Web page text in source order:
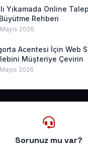
Yıkamada Online
Rehberi
2026
Acentesi İçin Web
Müşteriye Çevirin
2026
Sorunuz mu var?